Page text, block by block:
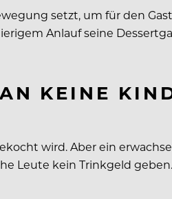
setzt, um für den
Anlauf seine
KEINE
wird. Aber ein
Leute kein Trinkgeld geben.